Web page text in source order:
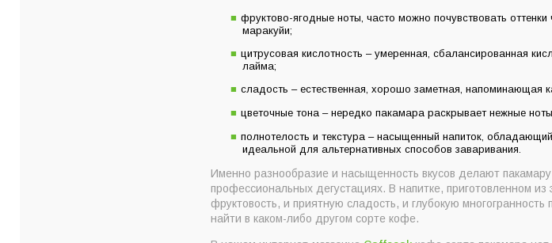
фруктово-ягодные ноты, часто можно почувствовать
маракуйи;
цитрусовая кислотность – умеренная, сбалансированная
лайма;
сладость – естественная, хорошо заметная, напоминающая
цветочные тона – нередко пакамара раскрывает нежные
полнотелость и текстура – насыщенный напиток,
идеальной для альтернативных способов заваривания.
Именно разнообразие и насыщенность вкусов делают
профессиональных дегустациях. В напитке, приготовленном
фруктовость, и приятную сладость, и глубокую
найти в каком-либо другом сорте кофе.